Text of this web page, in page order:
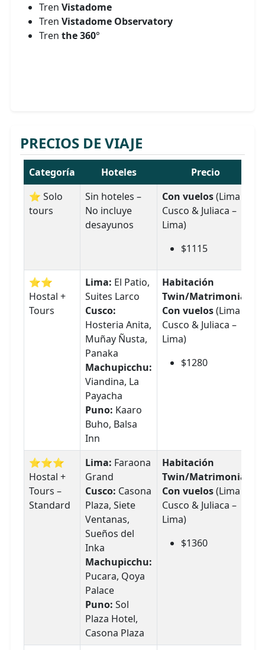
Tren Vistadome
Tren Vistadome Observatory
Tren the360°
PRECIOS DE VIAJE
Categoría Hoteles
Precio
⭐ Solo
tours
Sin hoteles –
No incluye
desayunos
Con vuelos(Lima –
Cusco & Juliaca –
Lima)
$1115
⭐⭐
Hostal +
Tours
Lima: El Patio,
Suites Larco
Cusco:
Hosteria Anita,
Muñay Ñusta,
Panaka
Machupicchu:
Viandina, La
Payacha
Puno: Kaaro
Buho, Balsa
Inn
Habitación
Twin/Matrimonial
Con vuelos(Lima –
Cusco & Juliaca –
Lima)
$1280
⭐⭐⭐
Hostal +
Tours –
Standard
Lima: Faraona
Grand
Cusco: Casona
Plaza, Siete
Ventanas,
Sueños del
Inka
Machupicchu:
Pucara, Qoya
Palace
Puno: Sol
Plaza Hotel,
Casona Plaza
Habitación
Twin/Matrimonial
Con vuelos(Lima –
Cusco & Juliaca –
Lima)
$1360